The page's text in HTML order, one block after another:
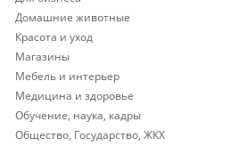
Домашние животные
Красота и уход
Магазины
Мебель и интерьер
Медицина и здоровье
Обучение, наука, кадры
Общество, Государство, ЖКХ